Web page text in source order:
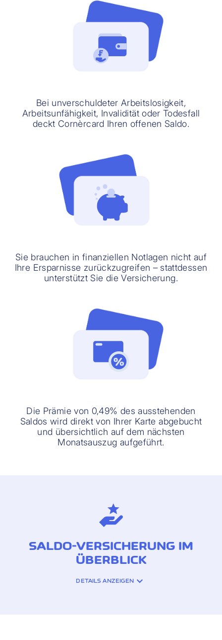
Bei unverschuldeter Arbeitslosigkeit,
Arbeitsunfähigkeit, Invalidität oder Todesfall
deckt Cornèrcard Ihren offenen Saldo.
Sie brauchen in finanziellen Notlagen nicht auf
Ihre Ersparnisse zurückzugreifen – stattdessen
unterstützt Sie die Versicherung.
Die Prämie von 0,49% des ausstehenden
Saldos wird direkt von Ihrer Karte abgebucht
und übersichtlich auf dem nächsten
Monatsauszug aufgeführt.
SALDO-VERSICHERUNG IM
ÜBERBLICK
DETAILS ANZEIGEN